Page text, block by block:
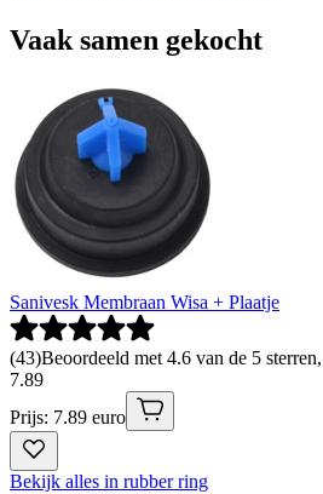
Vaak samen gekocht
Sanivesk Membraan Wisa + Plaatje
(43)Beoordeeld met 4.6 van de 5
7.89
Prijs: 7.89 euro
Bekijk alles in rubber ring